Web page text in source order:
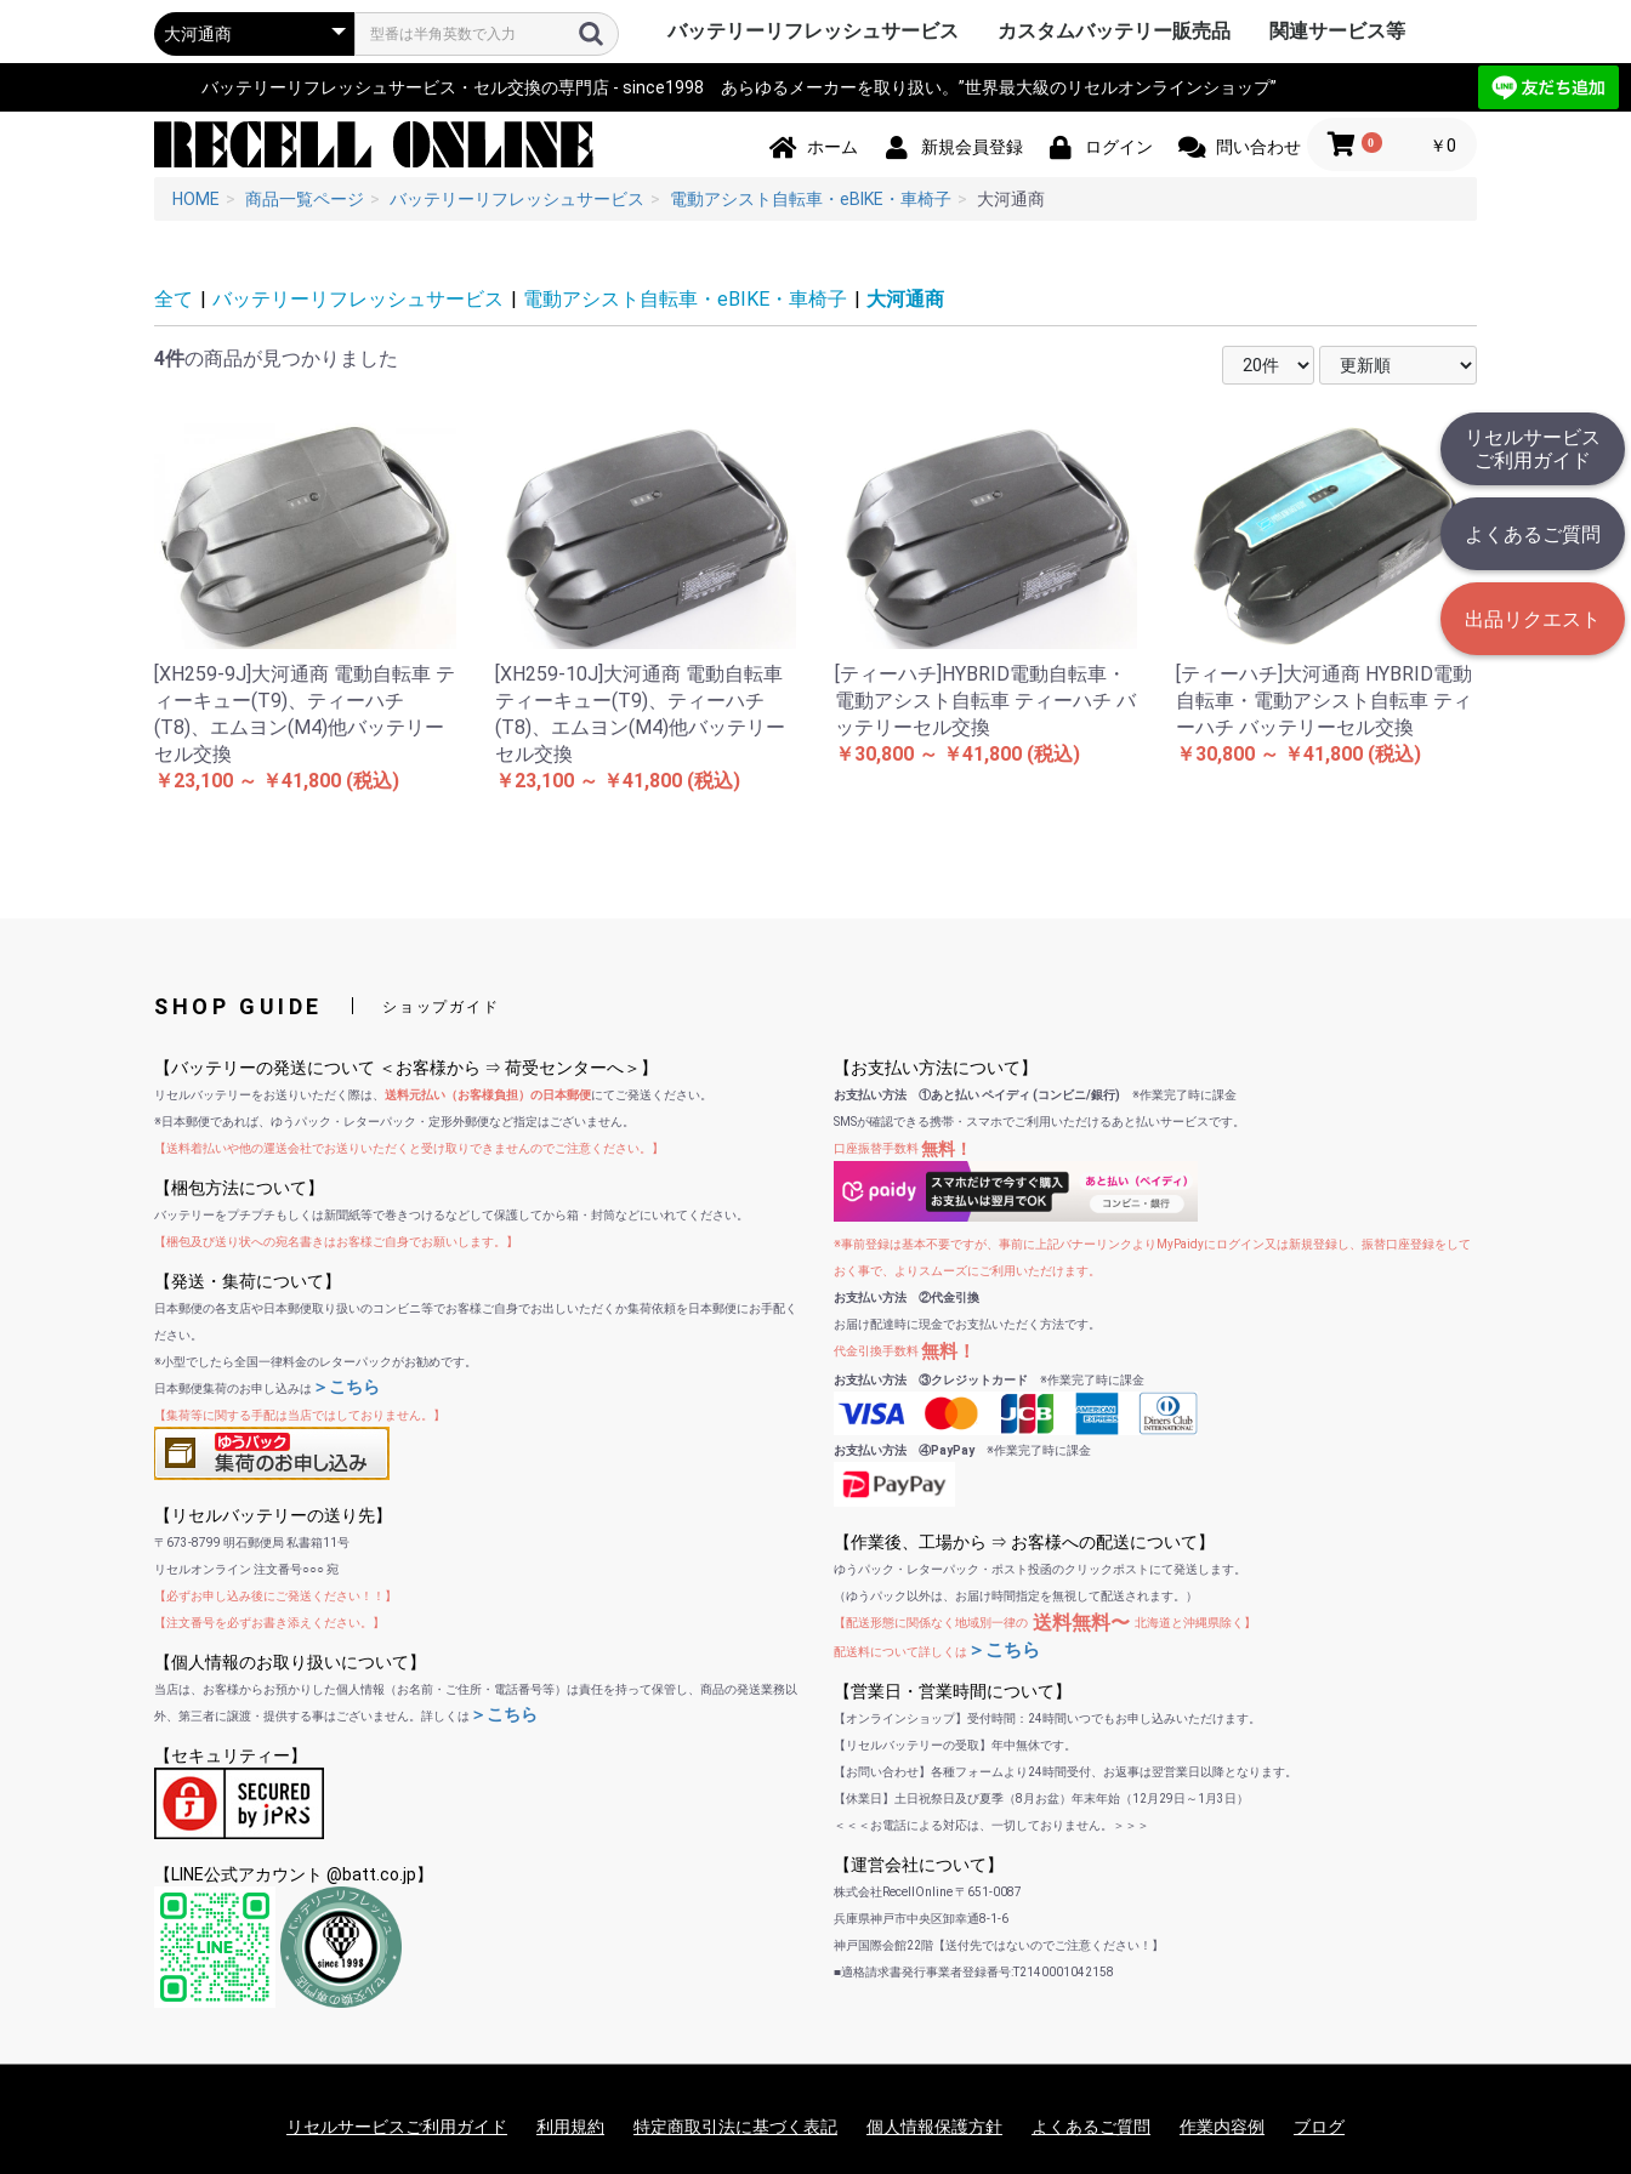
リセルサービス
ご利用ガイド
よくあるご質問
出品リクエスト
バッテリーリフレッシュサービス
パソコン PC・サーバー・周辺機
器
ソニー SONY VAIO
パナソニック
Panasonic
東芝 TOSHIBA
アップル Apple Mac
ThinkPad
カシオ CASIO
ビクター Victor
NEC 日本電気
コンパック Compaq
シャープ SHARP
デル DELL
三菱 MITSUBISHI
hp ヒューレット・パ
ッカード
Gateway ゲートウェ
イ
日立 HITACHI
富士通 Fujitsu
サンヨー SANYO
ACER エイサー
アキア AKIA
AOPEN エーオープン
ASUS アサス
CLEVO セルボ
エプソン EPSON
飯山 iiyama
SAMSUNG サムソン
レノボ Lenovo
工人舎 KOHJINSHA
マウスコンピュータ
オンキヨー ソーテッ
ク
FRONTIER フロンティ
ア
マイクロソフト
Microsoft
その他 OTHER
測量機器 トプコン TOPCON
ソキア SOKKIA
ニコン Nikon JEC
ペンタックス PENTAX
横河 YOKOGAWA
ライカ Leica
オリンパス OLYMPUS
トリンブル Trimble
Giodimeter
フジクラ Fujikura
タマヤ計測 TAMAYA
その他 OTHER
計測器・測定器・分析計
MICRONIX マイクロニ
クス
Leica ライカ
日立 HITACHI
マルチ計測器
FLUKE フルーク
テクトロニクス
Tektronix
A&D
hp ヒューレット・パ
ッカード
Z+F Zoller+Frohlich
横河電機 YOKOGAWA
JRC 日本無線
岩通
BOSCH ボッシュ
日置電機
キーエンス KEYENCE
テルモ
アンリツ Anritsu
オリンパス OLYMPUS
TESTO
三洋電機 SANYO
東芝 TOSHIBA
オムロン omron
コニカミノルタ
日通工 NEC
Nikon ニコン
Fujikura フジクラ
VeEX
KEYSIGHT
フィリップス Philips
その他 OTHER
電動工具 マキタ makita
HiKOKI 日立工機
パナソニック電工
Panasonic
KYOCERA 京セラ
RYOBI リョービ
BOSCH ボッシュ
HILTI ヒルティー
泉精器 IZUMI マクセ
ル
東芝 TOSHIBA
MAX マックス
DEWALT デウォルト
DREMEL ドレメル
CACTUS カクタス
LOBTEX ロブテックス
EXEN エクセン
KTC
イクラ精機 IKURA
ダイア DAIA
BLACK&DECKER ブラ
ック&デッカー
Snapon スナップオン
インガソールランド
Ingersoll Rand
スバル SUBARU
EARTH MAN アースマ
ン
パオック PAOCK
Porter Cable
シンコー SHINKO
Milwaukee
STIHL スチール
Stryker ストライカー
ORBOT オーボット
REX レッキス
HALL
その他 OTHER
作業機器・検査機器・整備 古河電気工業
住友電工
三菱電機
HEINE ハイネ
MORITA モリタ製作所
マイクロテック
ENAX エナックス
FUJIFILM 富士フイル
ム
富士電機
沖電気工業
NEC
フジクラ Fujikura
パナソニック電工 松
下電工
山武 アズビル azbil
その他
電動アシスト自転車・eBIKE・車
椅子
ヤマハ YAMAHA
ブリジストン
Bridgestone
パナソニック
Panasonic
サンスター技研
SUNSTAR
ホンダ HONDA 本田
サンヨー SANYO
ミヤタ MIYATA
丸石サイクル
maruishi
AERO LIFE
スズキ SUZUKI
ホダカ Hodaka
シマノ SHIMANO
ヤンマー YANMAR
大河通商
カイホウジャパン
トランスモバイリー
TRANS MOBILLY
Airwheel
NISSIN
カワサキ Kawasaki
ジャイアント GIANT
その他 OTHER
カメラ・ストロボ・ライト系・
投光器・顕微鏡
ソニー SONY
IDX アイ・ディー・エ
クス
パナソニック
Panasonic
COMET コメット
シャープ SHARP
ビクター Victor JVC
antonbauer アントン
バウアー
Kodak コダック
Nikon ニコン
キャノン CANON
ポラロイド Polaroid
Leica ライカ
PENTAX ペンタックス
FUJIFILM 富士フイル
ム
オリンパス OLYMPUS
コニカミノルタ
KONICA MINOLTA
SEA&SEA シーアンド
シー
フィッシュアイ
FISHEYE
NEITZ ナイツ
カール・ツァイス
KOWA 興和
KYOCERA 京セラ
SurgiTel サージテル
シグマ SIGMA
POLARION ポラリオ
ン
WelchAllyn
Keldan
東芝 TOSHIBA
Godox
RICOH リコー
その他 OTHER
アイボ AIBO SONY
ロボット・コントローラ
コミュニケーションロ
ボット
NAO ナオ
その他
オーディオ・ビジュアル・モニ
ター
アップル Apple
ソニー SONY
パイオニア
JBL
パナソニック
Panasonic
シャープ SHARP
カシオ CASIO
エプソン EPSON
京セラ KYOCERA
東芝 TOSHIBA
NEC
CREATIVE
KENWOOD ケンウッ
ド
ONKYO オンキョー
Technics テクニクス
BOSE
BenQ ベンキュー
TOA
ツインバード
TWINBIRD
LOGICOOL ロジクー
ル
TEAC TASCAM
audio-technica
Victor ビクター
DENON デノン
ROLAND ローランド
その他 OTHER
スマホ・タブレット・PDA・そ
の他端末
ドコモ DOCOMO
au
NEC
日立 HITACHI
hp ヒューレット・パ
ッカード
シャープ SHARP
富士通 Fujitsu
パナソニック
Panasonic
カシオ CASIO
東芝 TOSHIBA
SONY ソニー
Apple アップル
HUAWEI ファーウェイ
その他 OTHER
プリンター・スキャナー シチズン CITIZEN
ペンタックス PENTAX
エプソン EPSON
キャノン CANON
ブラザー工業 brother
hp ヒューレット・パ
ッカード
オリンパス OLYMPUS
パナソニック
Panasonic
東芝テック
SII セイコーインスツ
ル
リーダー電子
三栄電機
マックス MAX
カシオ CASIO
スター精密
日本プリメックス
その他 OTHER
電源モジュール・ポータブルバ
ッテリー
パコ電子工業
NEP
INSPIRED ENERGY
Panasonic パナソニ
ック
アイ・オーデータ
エナックス ENAX
バッファロー・コクヨ
サンワサプライ
JTT
ニプロン Nipron
RRCパワーソリューシ
ョンズ
BMO JAPAN
その他 OTHER
無線機・電話機・Wi-Fiルータ アイコム Icom
三菱電機 MITSUBISHI
パナソニック
Panasonic
ケンウッド
KENWOOD
東芝 TOSHIBA
八重洲無線 YAESU
富士通 Fujitsu
MOTOROLA モトロー
ラ
VERTEX STANDARD
スタンダード
日立 HITACHI
NEC 日本電気
パイオニア
ビクター Victor
JRC 日本無線機
沖電気工業 OKI
アルインコ ALINCO
新潟通信機
JRC日本無線機
松下通信工業
岩崎通信機 IWATSU
シャープ SHARP
信和ユニテック
アンリツ Anritsu
サンヨー SANYO
トヨコム
信和通信
TONO
KDDI
NTT 日本電信電話
NTTドコモ
京セラ KYOCERA
その他 OTHER
ドローン・ラジコン・テレコ
ン・リモコン
DJI
Futaba 双葉電子工業
TOKIMECINC 極東開
発
田宮模型
SANWA サンワ
エニー
東芝テリー (旧 東京電
子工業)
JR PROPO
大和機工
Panasonic パナソニ
ック 松下電工
日本クレーン
金陵電機 Kinryo
アンリツ Anritsu
長野工業
三菱
日立
QYSEA
その他 OTHER
パーソナルモビリティ・電動カ
ート
ESWING
SEGWAY セグウェイ
その他
ハンディーターミナル・コード
リーダー
キャノン CANON
デンソーDENSO
八重洲無線 YAESU
エプソン EPSON
NECインフロンティア
FURUNO
カシオ CASIO
シャープ SHARP
東芝テック
セイコー
DENSEI
symbol
パナソニック
Panasonic
Nitsuko 日通工
富士通 Fujitsu
キーエンス KEYENCE
Welcat
モトローラ
MOTOROLA
ウェルコムデザイン
その他 OTHER
ナビ・自動車バイク アクセサリ
ー
SONY ソニー
Panasonic パナソニ
ック
ユピテル
BOSCH ボッシュ
COMTEC コムテック
Trywin トライウイン
GARMIN ガーミン
KAIHOU
SEIWA セイワ
CELLSTAR セルスタ
ー
Pioneer パイオニア
その他 OTHER
掃除機・洗浄機・空調関連 シャープ SHARP
ダイソン Dyson
ブラックアンドデッカ
ー BLACK&DECKER
TWINBIRD ツインバー
ド
iRobot
パナソニック ナショ
ナル
ジョンソン
サンヨー SANYO
日立 HITACHI
東芝 TOSHIBA
Electrolux
株環境技研
BLACK & DECKER
ボッシュ BOSCH
GAIS ガイズ
ツカモトエイム 環境
技研
CCP
マキタ makita
raycop レイコップ
ケルヒャー KARCHER
アイリスオーヤマ
Anker アンカー
その他 OTHER
コードレスフォン
パナソニック
Panasonic
MOTOROLA モトロー
ラ
日立 HITACHI
ナカヨ通信機
アイホン
タカコム
muTECH
NEC 日本電気
東芝 TOSHIBA
ソニー SONY
その他 OTHER
通信カラオケ・デンモク
誘導非常灯・住設警報機器
パナソニック電工
Panasonic
東芝ライテック
古河電池
日立 HITACHI
三菱電機 MITSUBISHI
大光電機 DAIKO
オーデリック
岩崎電気
NEC 日本電気
三洋GSソフトエナジ
ー
新神戸電機
TOA
日本ビクター
GSユアサ
三洋電機 SANYO
日本電池
ジーエスメルコテック
ジーエスサフト
その他 OTHER
住宅設備・施設設備
パナソニック
Panasonic
三洋・SANYO・サン
ヨー
三洋GSソフトエナジ
ー
GSサフト ジーエスサ
フト
GSメルコテック
セイコー SEIKO
LEXEL
LIXIL INAX
Nabtesco ナブテスコ
TOEX
TOSO
TWINBIRD ツインバー
ド
その他 OTHER
バックアップ電源・UPS(無停電
電源装置)
APC
オムロン
NTT
その他
事務機器・辞書・計算機・タイ
ムレコーダー
アマノ
CASIO カシオ
SII セイコーインスツ
ル
Canon キャノン
SHARP シャープ
KING JIM キングジム
Panasonic パナソニ
ック
その他 OTHER
健康・美容家電 TRIA トリア アイエピ
BRAUN ブラウン
PHILIPS フィリップス
WAHL ウォール
Capillus カピラス
andis
OSTAR
Panasonic パナソニ
ック 松下
SANYO 三洋電機
マクセル
FLAX
OMRON オムロン
TWINBIRD ツインバー
ド
日立
ヒロセ電機
ナリス
その他
ポンプ
農業・園芸・除雪機
おもちゃ・楽器・釣具・レジャ
ー
Panasonic SANYO FDK
その他
カスタムバッテリー販売品 関連サービス等
（サンプル送付申込）
見積（送付申込）
販売品
回収
バッテリーリフレッシュサービス・セル交換の専門店 - since1998 あらゆるメーカーを取り扱い。”世界最大級のリセルオンラインショップ”
ホーム 新規会員登録 ログイン 問い合わせ 0 ￥0
HOME 商品一覧ページ バッテリーリフレッシュサービス 電動アシスト自転車・eBIKE・車椅子 大河通商
全て | バッテリーリフレッシュサービス | 電動アシスト自転車・eBIKE・車椅子 | 大河通商
4件の商品が見つかりました
[XH259-9J]大河通商 電動自転車 テ
ィーキュー(T9)、ティーハチ
(T8)、エムヨン(M4)他バッテリー
セル交換
￥23,100 ～ ￥41,800 (税込)
[XH259-10J]大河通商 電動自転車
ティーキュー(T9)、ティーハチ
(T8)、エムヨン(M4)他バッテリー
セル交換
￥23,100 ～ ￥41,800 (税込)
[ティーハチ]HYBRID電動自転車・
電動アシスト自転車 ティーハチ バ
ッテリーセル交換
￥30,800 ～ ￥41,800 (税込)
[ティーハチ]大河通商 HYBRID電動
自転車・電動アシスト自転車 ティ
ーハチ バッテリーセル交換
￥30,800 ～ ￥41,800 (税込)
SHOP GUIDE ショップガイド
【バッテリーの発送について ＜お客様から ⇒ 荷受センターへ＞】
リセルバッテリーをお送りいただく際は、 送料元払い（お客様負担）の日本郵便にてご発送ください。
※日本郵便であれば、ゆうパック・レターパック・定形外郵便など指定はございません。
【送料着払いや他の運送会社でお送りいただくと受け取りできませんのでご注意ください。】
【梱包方法について】
バッテリーをプチプチもしくは新聞紙等で巻きつけるなどして保護してから箱・封筒などにいれてください。
【梱包及び送り状への宛名書きはお客様ご自身でお願いします。】
【発送・集荷について】
日本郵便の各支店や日本郵便取り扱いのコンビニ等でお客様ご自身でお出しいただくか集荷依頼を日本郵便にお手配く
ださい。
※小型でしたら全国一律料金のレターパックがお勧めです。
日本郵便集荷のお申し込みは ＞こちら
【集荷等に関する手配は当店ではしておりません。】
【リセルバッテリーの送り先】
〒673-8799 明石郵便局 私書箱11号
リセルオンライン 注文番号○○○ 宛
【必ずお申し込み後にご発送ください！！】
【注文番号を必ずお書き添えください。】
【個人情報のお取り扱いについて】
当店は、お客様からお預かりした個人情報（お名前・ご住所・電話番号等）は責任を持って保管し、商品の発送業務以
外、第三者に譲渡・提供する事はございません。詳しくは ＞こちら
【セキュリティー】
【LINE公式アカウント @batt.co.jp】
【お支払い方法について】
お支払い方法 ①あと払い ペイディ (コンビニ/銀行) ※作業完了時に課金
SMSが確認できる携帯・スマホでご利用いただけるあと払いサービスです。
口座振替手数料無料！
※事前登録は基本不要ですが、事前に上記バナーリンクよりMyPaidyにログイン又は新規登録し、振替口座登録をして
おく事で、よりスムーズにご利用いただけます。
お支払い方法 ②代金引換
お届け配達時に現金でお支払いただく方法です。
代金引換手数料無料！
お支払い方法 ③クレジットカード ※作業完了時に課金
お支払い方法 ④PayPay※作業完了時に課金
【作業後、工場から ⇒ お客様への配送について】
ゆうパック・レターパック・ポスト投函のクリックポストにて発送します。
（ゆうパック以外は、お届け時間指定を無視して配送されます。）
【配送形態に関係なく地域別一律の 送料無料〜 北海道と沖縄県除く】
配送料について詳しくは ＞こちら
【営業日・営業時間について】
【オンラインショップ】受付時間：24時間いつでもお申し込みいただけます。
【リセルバッテリーの受取】年中無休です。
【お問い合わせ】各種フォームより24時間受付、お返事は翌営業日以降となります。
【休業日】土日祝祭日及び夏季（8月お盆）年末年始（12月29日～1月3日）
＜＜＜お電話による対応は、一切しておりません。＞＞＞
【運営会社について】
株式会社RecellOnline 〒651-0087
兵庫県神戸市中央区卸幸通8-1-6
神戸国際会館22階【送付先ではないのでご注意ください！】
■適格請求書発行事業者登録番号:T2140001042158
リセルサービスご利用ガイド 利用規約 特定商取引法に基づく表記 個人情報保護方針 よくあるご質問 作業内容例 ブログ